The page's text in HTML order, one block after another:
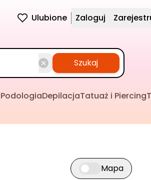
Ulubione Zaloguj
Szukaj
PodologiaDepilacjaTatuaż i Piercing
Przełącz widok
Mapa